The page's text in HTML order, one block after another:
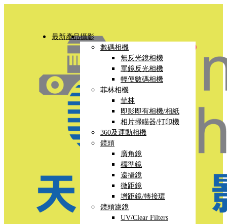
最新產品攝影
數碼相機
無反光鏡相機
單鏡反光相機
輕便數碼相機
菲林相機
菲林
即影即有相機/相紙
相片掃瞄器/打印機
360及運動相機
鏡頭
廣角鏡
標準鏡
遠攝鏡
微距鏡
增距鏡/轉接環
鏡頭濾鏡
UV/Clear Filters